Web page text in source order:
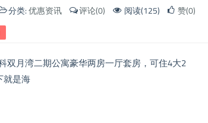
分类:优惠资讯 评论(0) 阅读(125) 赞(0)